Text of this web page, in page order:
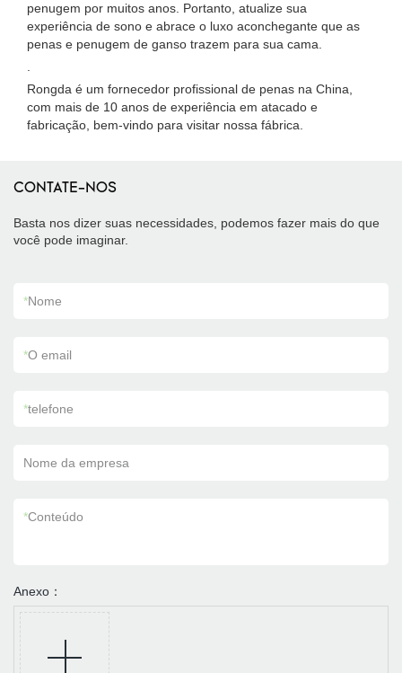
penugem por muitos anos. Portanto, atualize sua
experiência de sono e abrace o luxo aconchegante que as
penas e penugem de ganso trazem para sua cama.
Rongda é um fornecedor profissional de penas na China,
com mais de 10 anos de experiência em atacado e
fabricação, bem-vindo para visitar nossa fábrica.
CONTATE-NOS
Basta nos dizer suas necessidades, podemos fazer mais do que
você pode imaginar.
*Nome
*O email
*telefone
Nome da empresa
*Conteúdo
Anexo：